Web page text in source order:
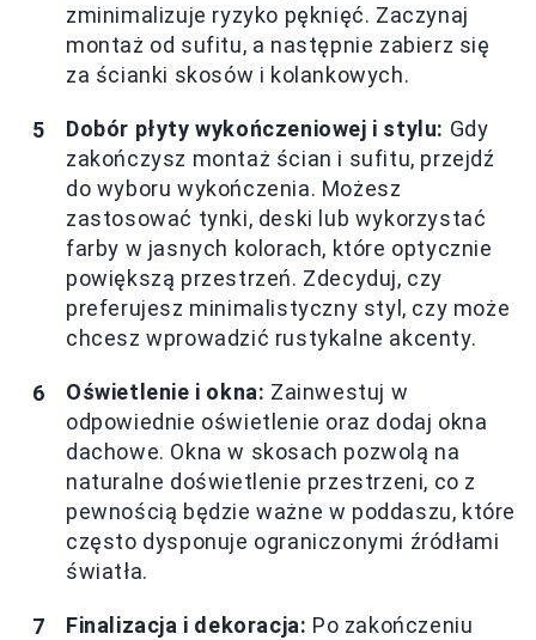
zminimalizuje ryzyko pęknięć. Zaczynaj
montaż od sufitu, a następnie zabierz się
za ścianki skosów i kolankowych.
Dobór płyty wykończeniowej i stylu: Gdy
zakończysz montaż ścian i sufitu, przejdź
do wyboru wykończenia. Możesz
zastosować tynki, deski lub wykorzystać
farby w jasnych kolorach, które optycznie
powiększą przestrzeń. Zdecyduj, czy
preferujesz minimalistyczny styl, czy może
chcesz wprowadzić rustykalne akcenty.
Oświetlenie i okna: Zainwestuj w
odpowiednie oświetlenie oraz dodaj okna
dachowe. Okna w skosach pozwolą na
naturalne doświetlenie przestrzeni, co z
pewnością będzie ważne w poddaszu, które
często dysponuje ograniczonymi źródłami
światła.
Finalizacja i dekoracja: Po zakończeniu